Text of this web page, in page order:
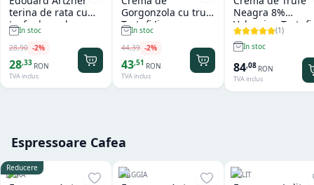
terina de rata cu
trufe de padure
100g
In stoc
28,90 -2%
28,33 RON
TVA inclus
Gorgonzola cu trufe
Tartufi Jimmy
In stoc
44,39 -2%
43,51 RON
TVA inclus
Neagra 8%
Valnerina Tartufi
500 gr
(1)
In stoc
84,08 RON
TVA inclus
Espressoare Cafea
Reducere
JURA GAGGIA LELIT